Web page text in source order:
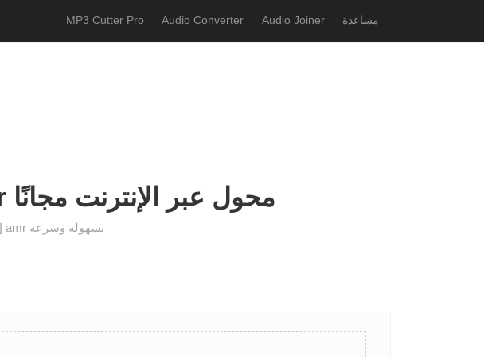
MP3 Cutter Pro Audio Converter Audio Joiner مساعدة
تحويل flac إلى amr - flac إلى amr محول عبر الإنترنت مجانًا
تقوم الأداة بتحويل الملفات flac إلى تنسيق amr بسهولة وسرعة